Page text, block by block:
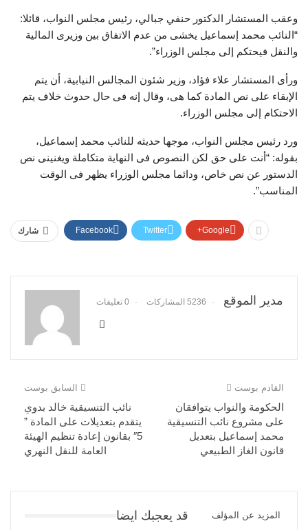
وعقب المستشار الدكتور حنفي جبالي، رئيس مجلس النواب، قائلا:
“النائب محمد إسماعيل يخشى من عدم الاتفاق بين وزيرى المالية
والنقل فيحتكم إلى مجلس الوزراء”.
ورأى المستشار علاء فؤاد، وزير شئون المجالس النيابية، أن يتم
الإبقاء على نص المادة كما هى، وقال إنه فى حال حدوث خلاف يتم
الاحتكام إلى مجلس الوزراء.
ورد رئيس مجلس النواب، موجها حديثه للنائب محمد إسماعيل،
بقوله: “أنت على حق لكن النصوص فى النهاية متكاملة ويغنينى نص
الدستور عن نص خاص، ودائما مجلس الوزراء يظهر فى الوقت
المناسب”.
شارك Facebook Twitter Google+
مدير الموقع 5236 المشاركات 0 تعليقات
السابق بوست
نائب التنسيقية خالد بدوي
يتقدم بتعديلات على المادة ”
5″ بقانون إعادة تنظيم الهيئة
العامة للنقل النهري
القادم بوست
الحكومة والنواب يتوافقان
على مشروع نائب التنسيقية
محمد إسماعيل بتعديل
قانون الغاز الطبيعي
قد يعجبك ايضا المزيد عن المؤلف